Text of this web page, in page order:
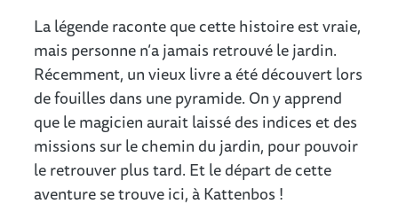
La légende raconte que cette histoire est vraie,
mais personne n’a jamais retrouvé le jardin.
Récemment, un vieux livre a été découvert lors
de fouilles dans une pyramide. On y apprend
que le magicien aurait laissé des indices et des
missions sur le chemin du jardin, pour pouvoir
le retrouver plus tard. Et le départ de cette
aventure se trouve ici, à Kattenbos !